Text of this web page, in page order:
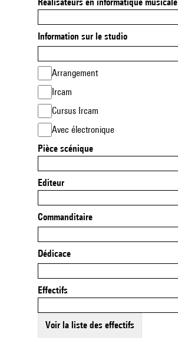
Information sur le studio
Arrangement
Ircam
Cursus Ircam
Avec électronique
Pièce scénique
Editeur
Commanditaire
Dédicace
Effectifs
Voir la liste des effectifs